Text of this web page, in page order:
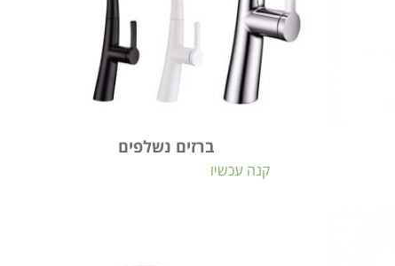
ברזים נשלפים
קנה עכשיו